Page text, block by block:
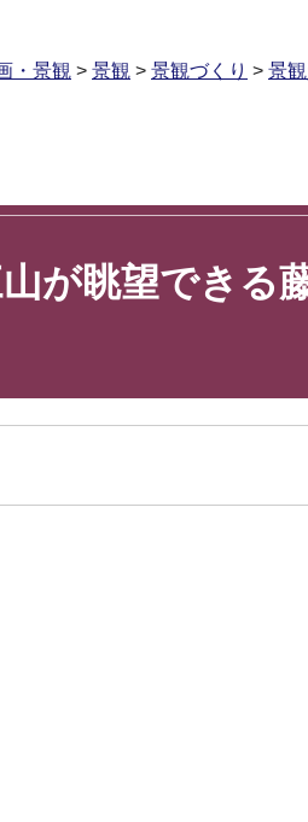
・景観 > 景観 > 景観づくり > 景
が眺望できる